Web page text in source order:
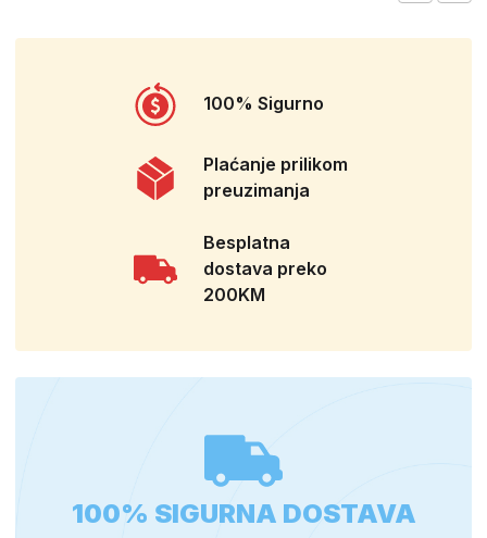
100% Sigurno
Plaćanje prilikom
preuzimanja
Besplatna
dostava preko
200KM
100% SIGURNA DOSTAVA